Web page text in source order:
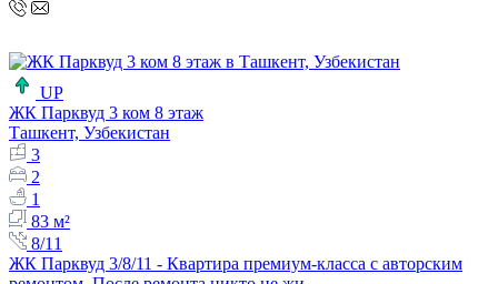
UP
ЖК Парквуд 3 ком 8 этаж
Ташкент, Узбекистан
3
2
1
83 м²
8/11
ЖК Парквуд 3/8/11 - Квартира премиум-класса с авторским